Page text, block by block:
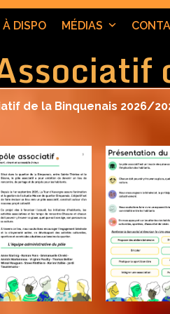
DISPO MÉDIAS
de la Binquenais 2026/